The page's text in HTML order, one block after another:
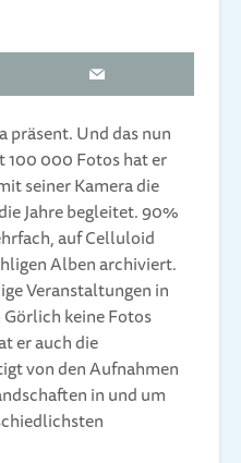
präsent. Und das nun
100 000 Fotos hat er
seiner Kamera die
Jahre begleitet. 90%
auf Celluloid
Alben archiviert.
Veranstaltungen in
Görlich keine Fotos
er auch die
von den Aufnahmen
in und um